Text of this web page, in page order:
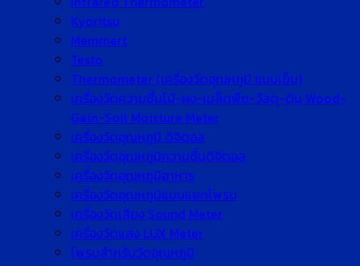
Kyoritsu
Memmert
Testo
Thermometer (เครื่องวัดอุณหภูมิ แบบเข็ม)
เครื่องวัดความชื้นไม้-ผง-เมล็ดพืช-วัสดุ-ดิน Wood-
Gain-Soil Moisture Meter
เครื่องวัดอุณหภูมิ ดิจิตอล
เครื่องวัดอุณหภูมิความชื้นดิจิตอล
เครื่องวัดอุณหภูมิอาหาร
เครื่องวัดอุณหภูมิแบบแยกโพรบ
เครื่องวัดเสียง Sound Meter
เครื่องวัดแสง LUX Meter
โพรบสำหรับวัดอุณหภูมิ